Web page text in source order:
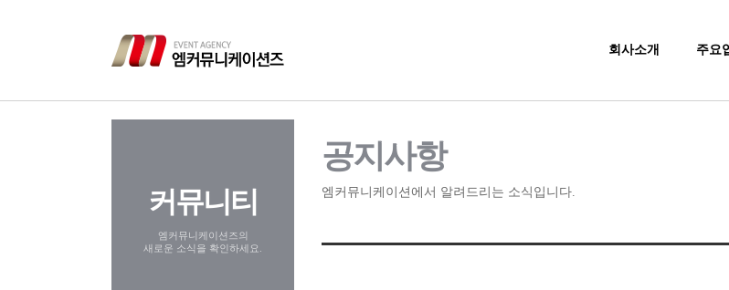
회사소개 주요
커뮤니티
엠커뮤니케이션즈의
새로운 소식을 확인하세요.
공지사항
엠커뮤니케이션에서 알려드리는 소식입니다.